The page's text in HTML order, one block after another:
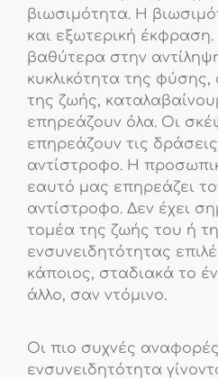
βιωσιμότητα. Η
και εξωτερική
βαθύτερα στην
κυκλικότητα της φύσης,
της ζωής,
επηρεάζουν όλα. Οι
επηρεάζουν τις
αντίστροφο. Η
εαυτό μας επηρεάζει
αντίστροφο. Δεν έχει
τομέα της ζωής του ή
ενσυνειδητότητας
κάποιος, σταδιακά το
άλλο, σαν ντόμινο.
Οι πιο συχνές
ενσυνειδητότητα